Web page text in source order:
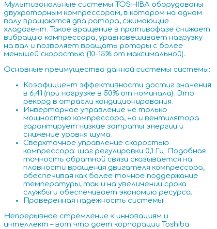
Мультизональные системы TOSHIBA оборудованы
двухроторным компрессором, в котором на одном
валу вращаются два ротора, сжимающие
хладагент. Такое вращение в противофазе снижает
вибрацию компрессора, уравновешивает нагрузку
на вал и позволяет вращать роторы с более
меньшей скоростью (10-15% от максимальной).
Основные преимущества данной системы системы:
Коэффициент эффективности достиг значения
в 6,41 (при нагрузке в 50% от номинала). Это
рекорд в отрасли кондиционирования.
Инверторное управление не только
мощностью компрессора, но и вентилятора
гарантирует низкие затраты энергии и
снижение уровня шума.
Сверхточное управление скоростью
компрессора: шаг регулировки 0,1 Гц. Подобная
точность обратной связи сказывается на
плавности вращения двигателя компрессора,
обеспечивая как более точное поддержание
температуры, так и на увеличении срока
службы и обеспечивает экономию ресурса.
Проверенная надежность системы!
Непрерывное стремление к инновациям и
интеллект – вот что дает корпорации Toshiba